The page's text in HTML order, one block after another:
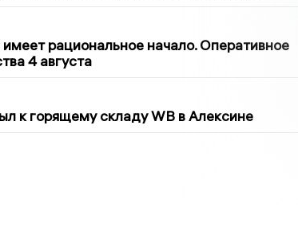
имеет рациональное начало. Оперативное
4 августа
к горящему складу WB в Алексине